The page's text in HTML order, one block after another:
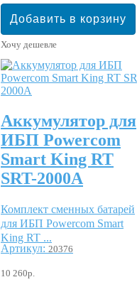
Хочу дешевле
Аккумулятор для
ИБП Powercom
Smart King RT
SRT-2000A
Комплект сменных батарей
для ИБП Powercom Smart
King RT ...
Артикул: 20376
10 260р.